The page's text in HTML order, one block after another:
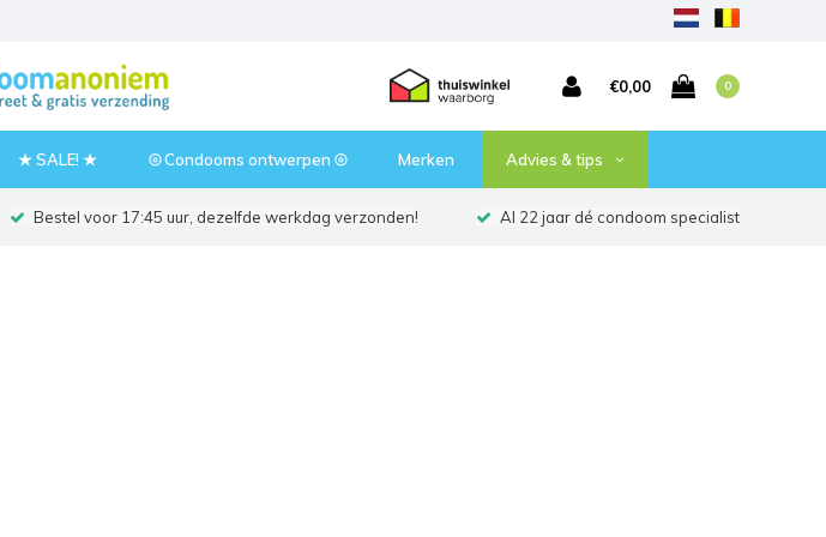
€0,00 0
★ SALE! ★ ⦾ Condooms ontwerpen ⦾ Merken Advies & tips
Bestel voor 17:45 uur, dezelfde werkdag verzonden! Al 22 jaar dé condoom specialist